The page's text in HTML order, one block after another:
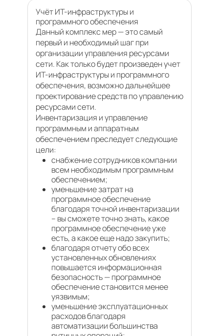
Учёт ИТ-инфраструктуры и
программного обеспечения
Данный комплекс мер — это самый
первый и необходимый шаг при
организации управления ресурсами
сети. Как только будет произведен учет
ИТ-инфраструктуры и программного
обеспечения, возможно дальнейшее
проектирование средств по управлению
ресурсами сети.
Инвентаризация и управление
программным и аппаратным
обеспечением преследует следующие
цели:
снабжение сотрудников компании
всем необходимым программным
обеспечением;
уменьшение затрат на
программное обеспечение
благодаря точной инвентаризации
– вы сможете точно знать, какое
программное обеспечение уже
есть, а какое еще надо закупить;
благодаря отчету обо всех
установленных обновлениях
повышается информационная
безопасность — программное
обеспечение становится менее
уязвимым;
уменьшение эксплуатационных
расходов благодаря
автоматизации большинства